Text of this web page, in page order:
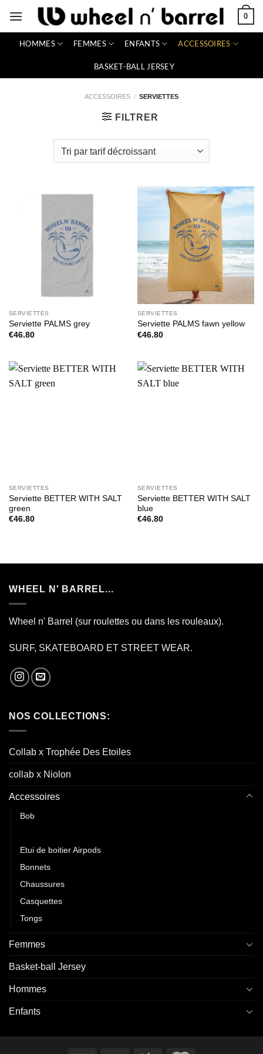
0
HOMMES FEMMES ENFANTS ACCESSOIRES
BASKET-BALL JERSEY
ACCESSOIRES / SERVIETTES
FILTRER
SERVIETTES
Serviette PALMS grey
€46.80
SERVIETTES
Serviette PALMS fawn yellow
€46.80
SERVIETTES
Serviette BETTER WITH SALT
green
€46.80
SERVIETTES
Serviette BETTER WITH SALT
blue
€46.80
WHEEL N' BARREL...
Wheel n' Barrel (sur roulettes ou dans les rouleaux).
SURF, SKATEBOARD ET STREET WEAR.
NOS COLLECTIONS:
Collab x Trophée Des Etoiles
collab x Niolon
Accessoires
Bob
Etui de boitier Airpods
Bonnets
Chaussures
Casquettes
Tongs
Femmes
Basket-ball Jersey
Hommes
Enfants